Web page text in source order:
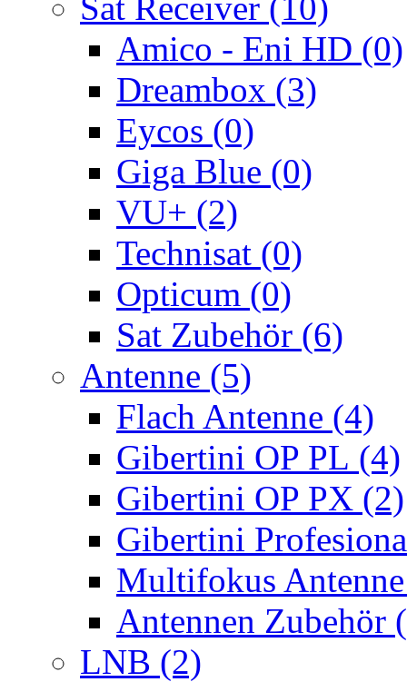
Amico - Eni HD (0)
Dreambox (3)
Eycos (0)
Giga Blue (0)
VU+ (2)
Technisat (0)
Opticum (0)
Sat Zubehör (6)
Antenne (5)
Flach Antenne (4)
Gibertini OP PL (4)
Gibertini OP PX (2)
Gibertini
Multifokus
Antennen Zubehör
LNB (2)